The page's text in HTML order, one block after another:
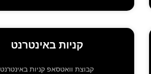
קניות באינטרנט
קבוצת וואטסאפ קניות באינטרנט